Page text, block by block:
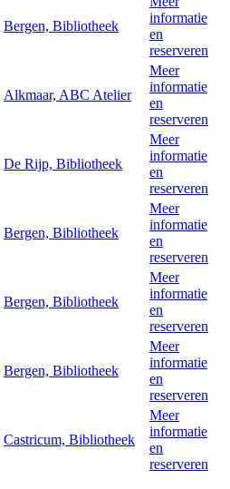
Bergen, Bibliotheek
informatie
en
reserveren
Alkmaar, ABC Atelier
Meer
informatie
en
reserveren
De Rijp, Bibliotheek
Meer
informatie
en
reserveren
Bergen, Bibliotheek
Meer
informatie
en
reserveren
Bergen, Bibliotheek
Meer
informatie
en
reserveren
Bergen, Bibliotheek
Meer
informatie
en
reserveren
Castricum, Bibliotheek
Meer
informatie
en
reserveren